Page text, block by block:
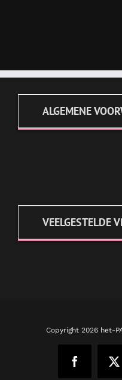
ALGEMENE
VEELGESTELDE
Copyright 2026 het-
FacebookX